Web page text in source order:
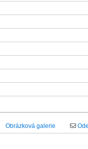
Obrázková galerie